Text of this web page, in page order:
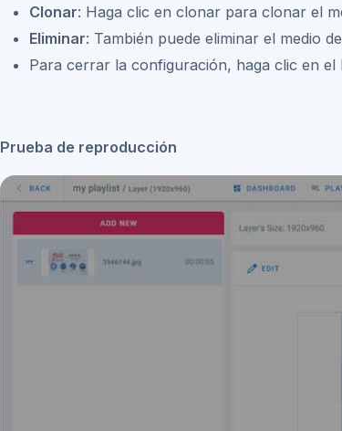
Clonar: Haga clic en clonar para clonar el
Eliminar: También puede eliminar el medio
Para cerrar la configuración, haga clic en el
Prueba de reproducción